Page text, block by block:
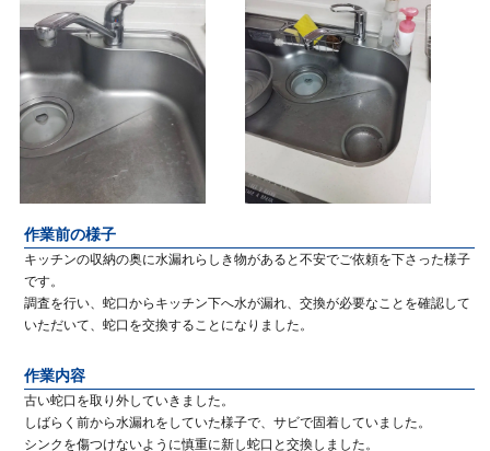
作業前の様子
キッチンの収納の奥に水漏れらしき物があると不安でご依頼を下さった様子
です。
調査を行い、蛇口からキッチン下へ水が漏れ、交換が必要なことを確認して
いただいて、蛇口を交換することになりました。
作業内容
古い蛇口を取り外していきました。
しばらく前から水漏れをしていた様子で、サビで固着していました。
シンクを傷つけないように慎重に新し蛇口と交換しました。